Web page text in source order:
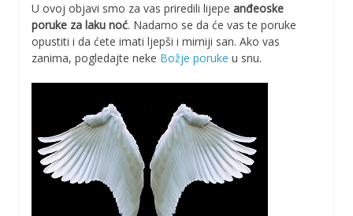
U ovoj objavi smo za vas priredili lijepe anđeoske
poruke za laku noć. Nadamo se da će vas te poruke
opustiti i da ćete imati ljepši i mirniji san. Ako vas
zanima, pogledajte neke Božje poruke u snu.